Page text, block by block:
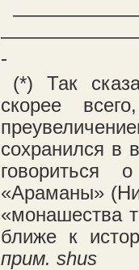
-
(*) Так
скорее
сохранился в
говориться
«Араманы»
«монашества
ближе к
прим. shus